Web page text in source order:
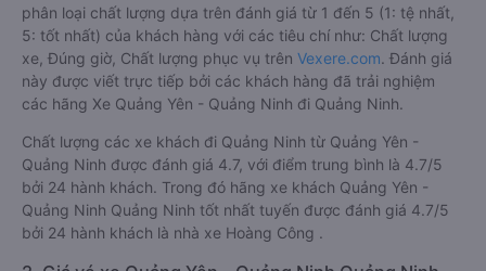
phân loại chất lượng dựa trên đánh giá từ 1 đến 5 (1: tệ nhất,
5: tốt nhất) của khách hàng với các tiêu chí như: Chất lượng
xe, Đúng giờ, Chất lượng phục vụ trên Vexere.com. Đánh giá
này được viết trực tiếp bởi các khách hàng đã trải nghiệm
các hãng Xe Quảng Yên - Quảng Ninh đi Quảng Ninh.
Chất lượng các xe khách đi Quảng Ninh từ Quảng Yên -
Quảng Ninh được đánh giá 4.7, với điểm trung bình là 4.7/5
bởi 24 hành khách. Trong đó hãng xe khách Quảng Yên -
Quảng Ninh Quảng Ninh tốt nhất tuyến được đánh giá 4.7/5
bởi 24 hành khách là nhà xe Hoàng Công .